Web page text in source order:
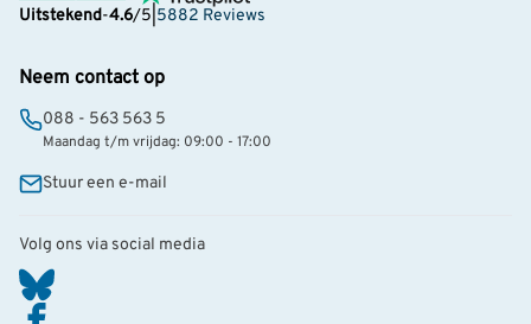
Uitstekend-4.6/5 5882 Reviews
Neem contact op
088 - 563 563 5
Maandag t/m vrijdag: 09:00 - 17:00
Stuur een e-mail
Volg ons via social media